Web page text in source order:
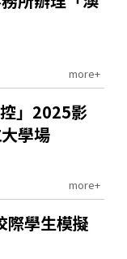
more+
」2025影
學場
more+
際學生模擬